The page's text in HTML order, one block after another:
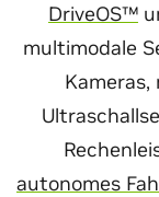
DriveOS™
multimodale
Kameras,
autonomes